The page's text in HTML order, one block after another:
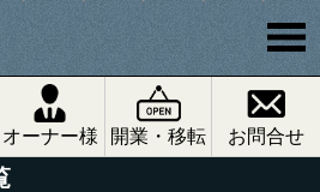
オーナー様 開業・移転 お問合せ